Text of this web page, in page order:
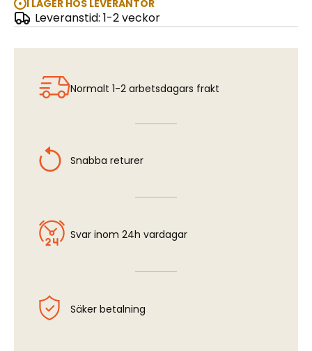
I LAGER HOS LEVERANTÖR
Leveranstid: 1-2 veckor
15cm s.IG.33(Sf) auf Pz.Kpfw.I Ausf.B
Normalt 1-2 arbetsdagars frakt
Snabba returer
Svar inom 24h vardagar
Säker betalning